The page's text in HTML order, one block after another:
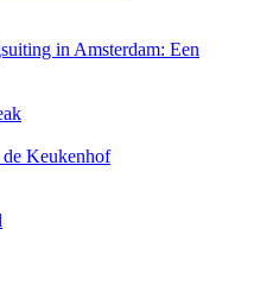
in Amsterdam: Een
Keukenhof